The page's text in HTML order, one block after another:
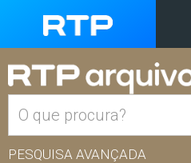
PESQUISA AVANÇADA